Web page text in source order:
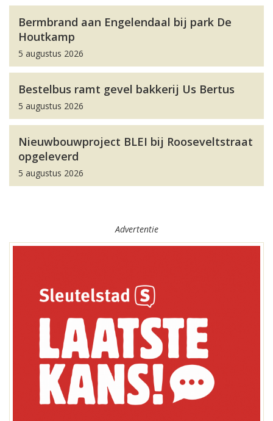
Bermbrand aan Engelendaal bij park De
Houtkamp
5 augustus 2026
Bestelbus ramt gevel bakkerij Us Bertus
5 augustus 2026
Nieuwbouwproject BLEI bij Rooseveltstraat
opgeleverd
5 augustus 2026
Advertentie